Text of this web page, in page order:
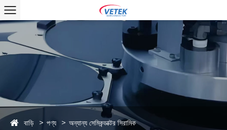
বাড়ি পণ্য
অন্যান্য সেমিকন্ডাক্টর সিরামিক